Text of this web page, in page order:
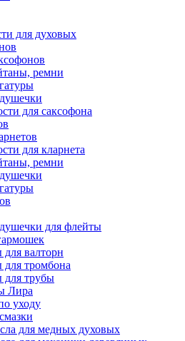
для духовых
ремни
для саксофона
для кларнета
ремни
для флейты
валторн
тромбона
трубы
Лира
уходу
для медных духовых